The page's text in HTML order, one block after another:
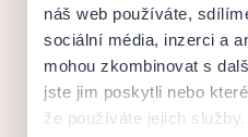
náš web používáte,
sociální média, inzerci a
mohou zkombinovat s
jste jim poskytli nebo
že používáte jejich služby.
Brazílie, Bulharsko, Kanada,
Česká republika, Dánsko,
Finsko, Francie, Německo,
Holandsko, Honduras, Chile,
Itálie, Izrael, Japonsko,
Lucembursko a mnoho dalších.